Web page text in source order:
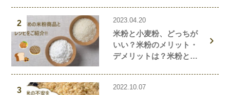
2 2023.04.20
米粉と小麦粉、どっちが
いい？米粉のメリット・
デメリットは？米粉と小
や米粉の簡単レシピもご
3 2022.10.07